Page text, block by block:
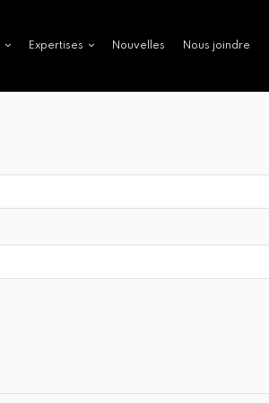
Expertises Nouvelles Nous joindre